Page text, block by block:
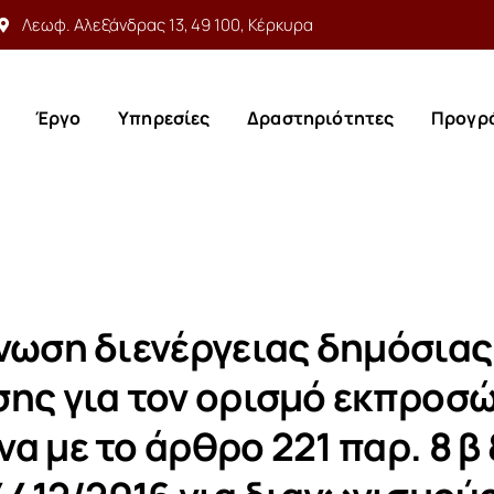
Λεωφ. Αλεξάνδρας 13, 49 100, Κέρκυρα
Έργο Υπηρεσίες Δραστηριότητες
διενέργειας δημόσιας
για τον ορισμό
με το άρθρο 221 παρ. 8 β